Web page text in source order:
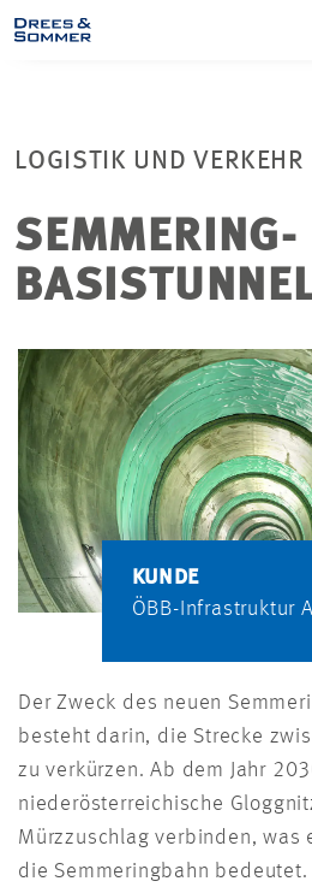
PROJEKTE
KONTAKT
LOGISTIK UND VERKEHR
SEMMERING-
KUNDE
ÖBB-Infrastruktur
Der Zweck des neuen
besteht darin, die Strecke
zu verkürzen. Ab dem Jahr
niederösterreichische
Mürzzuschlag verbinden, was
die Semmeringbahn